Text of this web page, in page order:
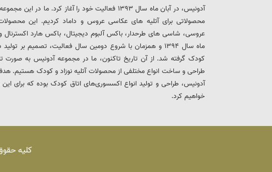
آدونیس، در آبان ماه سال 1393 فعالیت خود را آغاز کرد. ما در
محصولاتی برای آتلیه های عکاسی عروس و داماد کردیم. این
عروسی، شاسی های طرحدار، باکس آلبوم دیجیتال، باکس هارد اکسترنال و
ماه سال 1394 و همزمان با شروع دومین سال فعالیت، تصمیم بر
کودک گرفته شد. از آن تاریخ تاکنون، ما در مجموعه آدونیس به
طراحی و ساخت انواع مختلفی از محصولات آتلیه نوزاد و کودک هستیم.
آدونیس، طراحی و تولید انواع اکسسوری‌های اتاق کودک بوده که برای
خواهیم کرد.
کلیه